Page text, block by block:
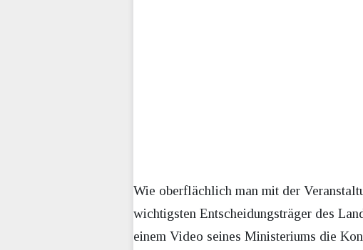
Wie oberflächlich man mit der
wichtigsten Entscheidungsträger des
einem Video seines Ministeriums die